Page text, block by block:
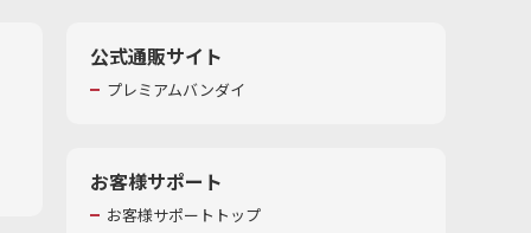
公式通販サイト
プレミアムバンダイ
お客様サポート
お客様サポートトップ